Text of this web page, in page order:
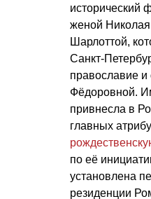
исторический
женой
Шарлоттой,
Санкт-
православие и
Фёдоровной.
привнесла в
главных
по её
установлена
резиденции